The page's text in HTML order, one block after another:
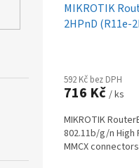
MIKROTIK
2HPnD (R11e-
592 Kč bez DPH
716 Kč / ks
MIKROTIK
802.11b/g/n High
MMCX connectors